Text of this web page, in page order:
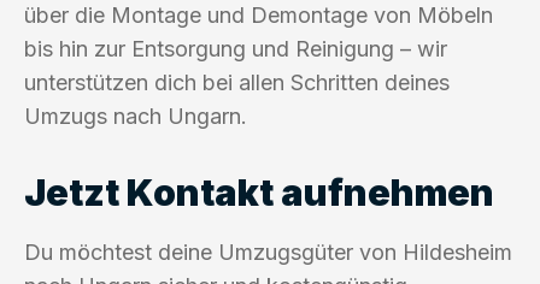
über die Montage und Demontage von Möbeln
bis hin zur Entsorgung und Reinigung – wir
unterstützen dich bei allen Schritten deines
Umzugs nach Ungarn.
Jetzt Kontakt aufnehmen
Du möchtest deine Umzugsgüter von Hildesheim